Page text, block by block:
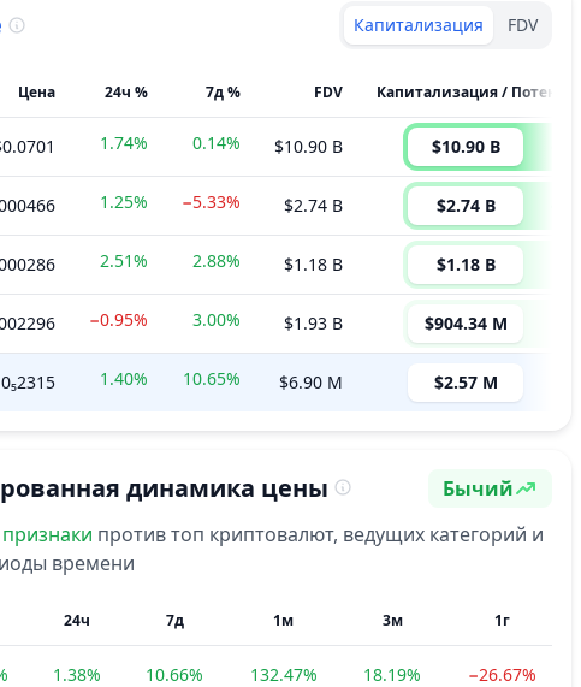
Капитализация FDV
Цена 24ч % 7д % FDV
1.74% 0.14% $10.90 B $10.90 B
1.25% −5.33% $2.74 B $2.74 B
2.51% 2.88% $1.18 B $1.18 B
−0.95% 3.00% $1.93 B $904.34 M
1.40% 10.65% $6.90 M $2.57 M
динамика цены Настроение
Бычий
признаки против топ криптовалют, ведущих категорий и
времени
24ч 7д 1м 3м 1г
1.38% 10.66% 132.47% 18.19% −26.67%